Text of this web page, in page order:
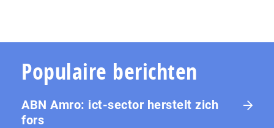
Populaire berichten
ABN Amro: ict-sector herstelt zich
fors